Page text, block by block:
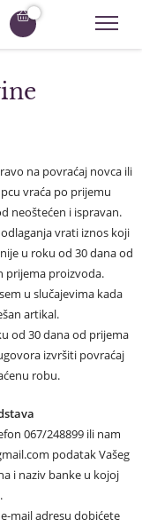
na povraćaj novca ili
vraća po prijemu
neoštećen i ispravan.
vrati iznos koji
u roku od 30 dana od
prijema proizvoda.
u slučajevima kada
artikal.
od 30 dana od prijema
izvršiti povraćaj
robu.
067/248899 ili nam
podatak Vašeg
i naziv banke u kojoj
mail adresu dobićete